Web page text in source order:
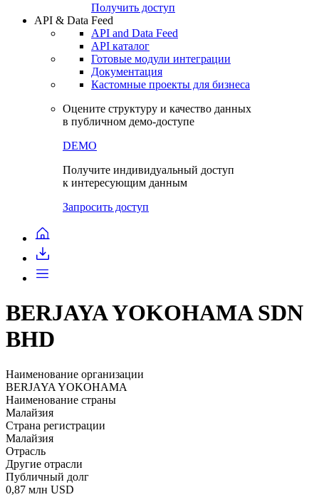
Получить доступ
API & Data Feed
API and Data Feed
API каталог
Готовые модули интеграции
Документация
Кастомные проекты для бизнеса
Оцените структуру и качество данных
в публичном демо-доступе
DEMO
Получите индивидуальный доступ
к интересующим данным
Запросить доступ
BERJAYA YOKOHAMA SDN
BHD
Наименование организации
BERJAYA YOKOHAMA
Наименование страны
Малайзия
Страна регистрации
Малайзия
Отрасль
Другие отрасли
Публичный долг
0,87 млн USD